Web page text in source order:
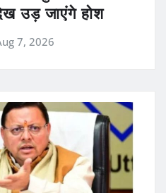
उड़ जाएंगे होश
7, 2026